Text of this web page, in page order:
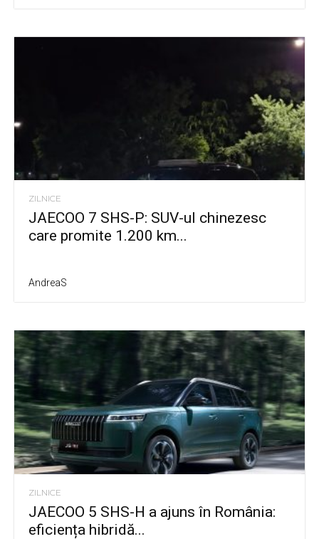
ZILNICE
JAECOO 7 SHS-P: SUV-ul chinezesc
care promite 1.200 km...
AndreaS
ZILNICE
JAECOO 5 SHS-H a ajuns în România:
eficiența hibridă...